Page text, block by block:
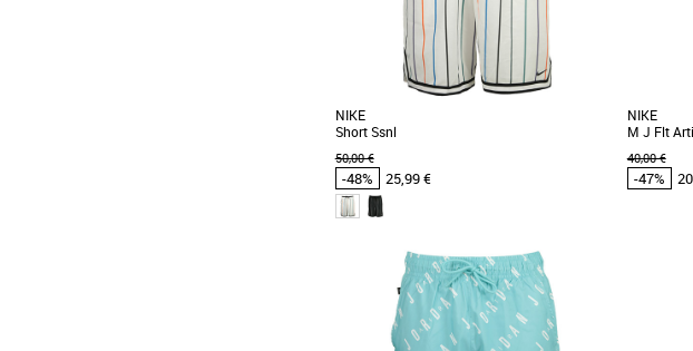
NIKE
Short Ssnl
50,00 €
-48% 25,99 €
XL
Vêtements pas cher et Promos Vêtements
Ce short DNA anti-transpiration rend
hommage à une année historique du
basketball pour les rookies [...]
NIKE
M J Flt
40,00 €
-47%
Umar
sa